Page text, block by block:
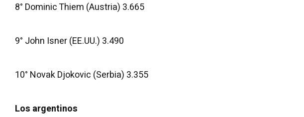
8° Dominic Thiem (Austria) 3.665
9° John Isner (EE.UU.) 3.490
10° Novak Djokovic (Serbia) 3.355
Los argentinos